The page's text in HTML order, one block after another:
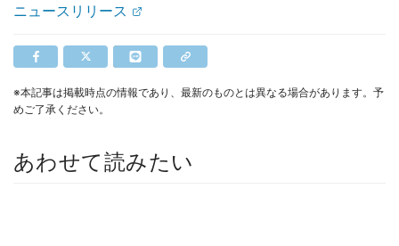
ニュースリリース
※本記事は掲載時点の情報であり、最新のものとは異なる場合があります。予
めご了承ください。
あわせて読みたい